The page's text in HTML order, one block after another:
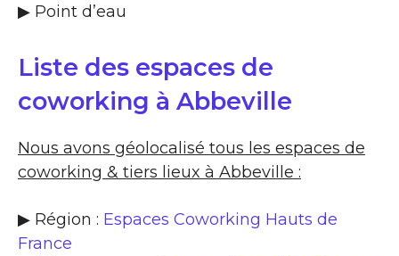
▶​ Point d’eau
Liste des espaces de
coworking à Abbeville
Nous avons géolocalisé tous les espaces de
coworking & tiers lieux à Abbeville :
▶ Région : Espaces Coworking Hauts de
France